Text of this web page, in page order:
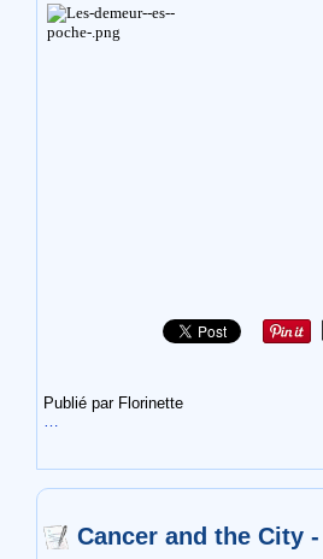
Publié par Florinette
…
Cancer and the City